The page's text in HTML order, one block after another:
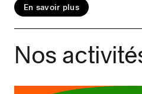
Réservez votre
En savoir plus
En savoir plus
Nos